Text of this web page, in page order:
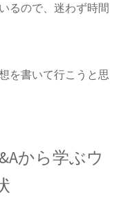
るので、迷わず時間
を書いて行こうと思
から学ぶウ